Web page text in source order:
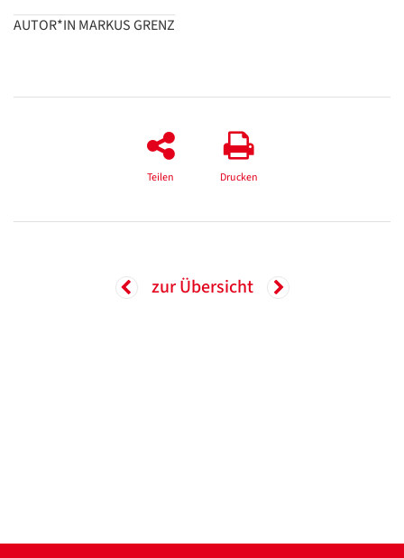
AUTOR*IN MARKUS GRENZ
Teilen Drucken
zur Übersicht
Datenschutzerklärung
ZURÜCK
Datenschutzerklärung
Datenschutzerklärung
Übersetzen
ZURÜCK